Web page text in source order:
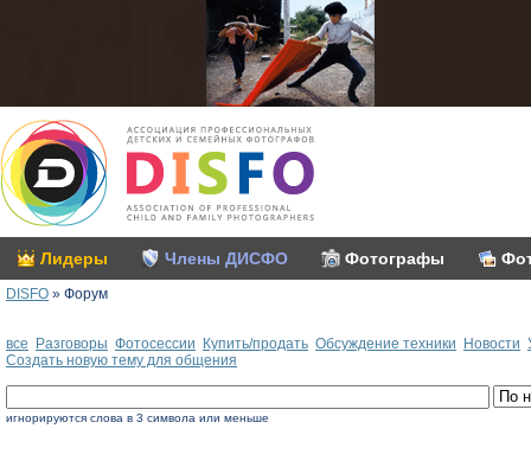
Лидеры Члены ДИСФО Фотографы
DISFO » Форум
все Разговоры Фотосессии Купить/продать Обсуждение техники Новоcти
Создать новую тему для общения
игнорируются слова в 3 символа или меньше